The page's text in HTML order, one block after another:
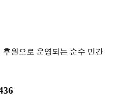
원으로 운영되는 순수 민간